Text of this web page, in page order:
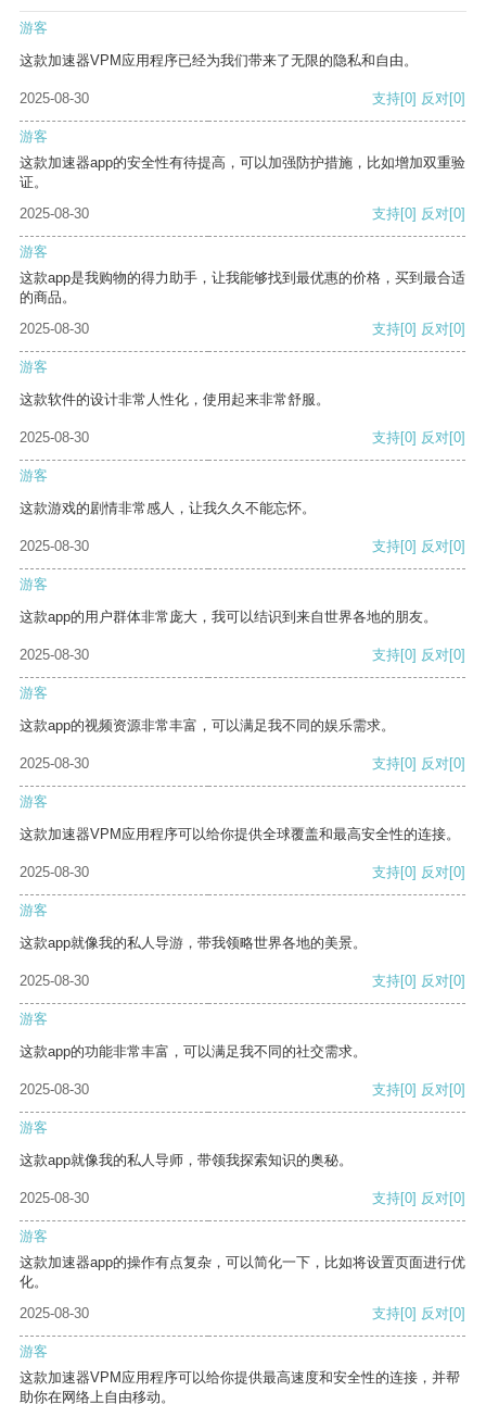
游客
这款加速器VPM应用程序已经为我们带来了无限的隐私和自由。
2025-08-30 支持[0] 反对[0]
游客
这款加速器app的安全性有待提高，可以加强防护措施，比如增加双重验
证。
2025-08-30
支持[0] 反对[0]
游客
这款app是我购物的得力助手，让我能够找到最优惠的价格，买到最合适
的商品。
2025-08-30
支持[0] 反对[0]
游客
这款软件的设计非常人性化，使用起来非常舒服。
2025-08-30 支持[0] 反对[0]
游客
这款游戏的剧情非常感人，让我久久不能忘怀。
2025-08-30 支持[0] 反对[0]
游客
这款app的用户群体非常庞大，我可以结识到来自世界各地的朋友。
2025-08-30 支持[0] 反对[0]
游客
这款app的视频资源非常丰富，可以满足我不同的娱乐需求。
2025-08-30 支持[0] 反对[0]
游客
这款加速器VPM应用程序可以给你提供全球覆盖和最高安全性的连接。
2025-08-30 支持[0] 反对[0]
游客
这款app就像我的私人导游，带我领略世界各地的美景。
2025-08-30 支持[0] 反对[0]
游客
这款app的功能非常丰富，可以满足我不同的社交需求。
2025-08-30 支持[0] 反对[0]
游客
这款app就像我的私人导师，带领我探索知识的奥秘。
2025-08-30 支持[0] 反对[0]
游客
这款加速器app的操作有点复杂，可以简化一下，比如将设置页面进行优
化。
2025-08-30
支持[0] 反对[0]
游客
这款加速器VPM应用程序可以给你提供最高速度和安全性的连接，并帮
助你在网络上自由移动。